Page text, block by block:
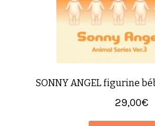
SONNY ANGEL figurine
29,00€